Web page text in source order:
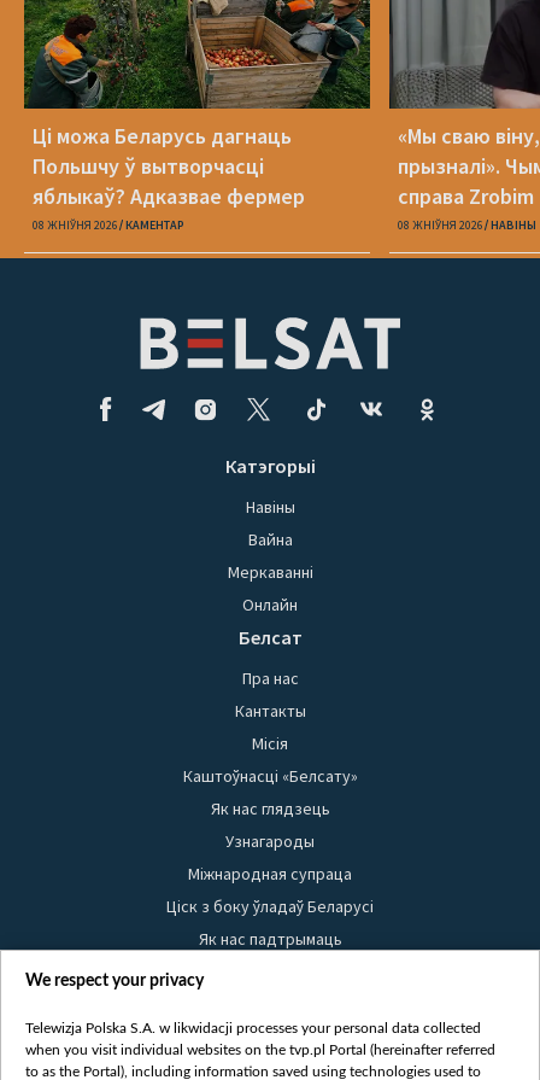
Ці можа Беларусь дагнаць
Польшчу ў вытворчасці
яблыкаў? Адказвае фермер
08 ЖНІЎНЯ 2026 КАМЕНТАР
«Мы сваю
прызналі».
справа
08 ЖНІЎНЯ 2026 НАВІНЫ
Катэгорыі
Навіны
Вайна
Меркаванні
Онлайн
Белсат
Пра нас
Кантакты
Місія
Каштоўнасці «Белсату»
Як нас глядзець
Узнагароды
Міжнародная супраца
Ціск з боку ўладаў Беларусі
Як нас падтрымаць
Правілы выкарыстання матэрыялаў
Бяспека
Youtube
We respect your privacy
Telewizja Polska S.A. w likwidacji processes your personal data collected
when you visit individual websites on the tvp.pl Portal (hereinafter referred
to as the Portal), including information saved using technologies used to